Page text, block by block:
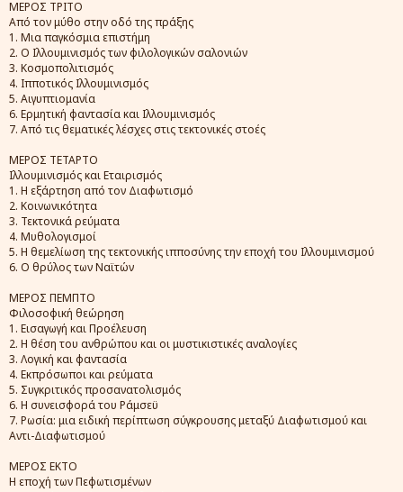
ΜΕΡΟΣ ΤΡΙΤΟ
Από τον μύθο στην οδό της πράξης
1. Μια παγκόσμια επιστήμη
2. O Iλλουμινισμός των φιλολογικών σαλονιών
3. Κοσμοπολιτισμός
4. Ιπποτικός Ιλλουμινισμός
5. Αιγυπτιομανία
6. Ερμητική φαντασία και Ιλλουμινισμός
7. Από τις θεματικές λέσχες στις τεκτονικές στοές
ΜΕΡΟΣ ΤΕΤΑΡΤΟ
Ιλλουμινισμός και Εταιρισμός
1. Η εξάρτηση από τον Διαφωτισμό
2. Κοινωνικότητα
3. Τεκτονικά ρεύματα
4. Μυθολογισμοί
5. Η θεμελίωση της τεκτονικής ιπποσύνης την εποχή του Ιλλουμινισμού
6. Ο θρύλος των Ναϊτών
ΜΕΡΟΣ ΠΕΜΠΤΟ
Φιλοσοφική θεώρηση
1. Εισαγωγή και Προέλευση
2. Η θέση του ανθρώπου και οι μυστικιστικές αναλογίες
3. Λογική και φαντασία
4. Εκπρόσωποι και ρεύματα
5. Συγκριτικός προσανατολισμός
6. Η συνεισφορά του Ράμσεϋ
7. Ρωσία: μια ειδική περίπτωση σύγκρουσης μεταξύ Διαφωτισμού και
Αντι-Διαφωτισμού
ΜΕΡΟΣ ΕΚΤΟ
Η εποχή των Πεφωτισμένων